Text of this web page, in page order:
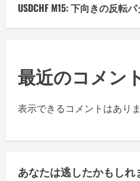
USDCHF M15: 下向きの反転
最近のコメン
表示できるコメントはありま
あなたは逃したかもしれ